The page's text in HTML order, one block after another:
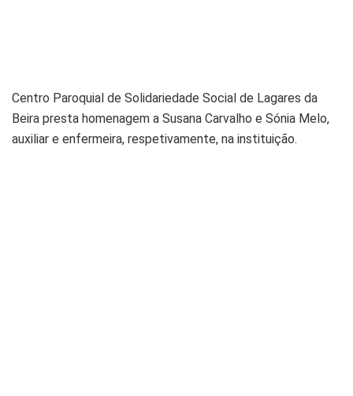
Centro Paroquial de Solidariedade Social de Lagares da
Beira presta homenagem a Susana Carvalho e Sónia Melo,
auxiliar e enfermeira, respetivamente, na instituição.